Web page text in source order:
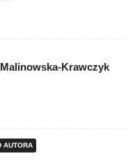
Malinowska-Krawczyk
AUTORA